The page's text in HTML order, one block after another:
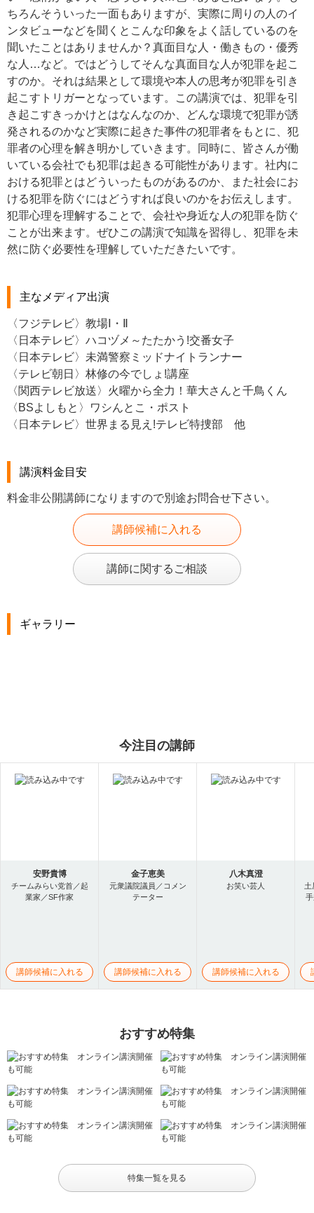
ちろんそういった一面もありますが、実際に周りの人のイ
ンタビューなどを聞くとこんな印象をよく話しているのを
聞いたことはありませんか？真面目な人・働きもの・優秀
な人…など。ではどうしてそんな真面目な人が犯罪を起こ
すのか。それは結果として環境や本人の思考が犯罪を引き
起こすトリガーとなっています。この講演では、犯罪を引
き起こすきっかけとはなんなのか、どんな環境で犯罪が誘
発されるのかなど実際に起きた事件の犯罪者をもとに、犯
罪者の心理を解き明かしていきます。同時に、皆さんが働
いている会社でも犯罪は起きる可能性があります。社内に
おける犯罪とはどういったものがあるのか、また社会にお
ける犯罪を防ぐにはどうすれば良いのかをお伝えします。
犯罪心理を理解することで、会社や身近な人の犯罪を防ぐ
ことが出来ます。ぜひこの講演で知識を習得し、犯罪を未
然に防ぐ必要性を理解していただきたいです。
主なメディア出演
〈フジテレビ〉教場Ⅰ・Ⅱ
〈日本テレビ〉ハコヅメ～たたかう!交番女子
〈日本テレビ〉未満警察ミッドナイトランナー
〈テレビ朝日〉林修の今でしょ!講座
〈関西テレビ放送〉火曜から全力！華大さんと千鳥くん
〈BSよしもと〉ワシんとこ・ポスト
〈日本テレビ〉世界まる見え!テレビ特捜部 他
講演料金目安
料金非公開講師になりますので別途お問合せ下さい。
講師候補に入れる
講師に関するご相談
ギャラリー
今注目の講師
安野貴博
チームみらい党首／起
業家／SF作家
講師候補に入れる
金子恵美
元衆議院議員／コメン
テーター
講師候補に入れる
八木真澄
お笑い芸人
講師候補に入れる
土
おすすめ特集
特集一覧を見る